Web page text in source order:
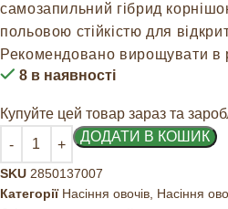
самозапильний гібрид
польовою стійкістю для
Рекомендовано вирощувати в
8 в наявності
Купуйте цей товар зараз та
ДОДАТИ В КОШИК
SKU 2850137007
Категорії Насіння овочів, Насіння